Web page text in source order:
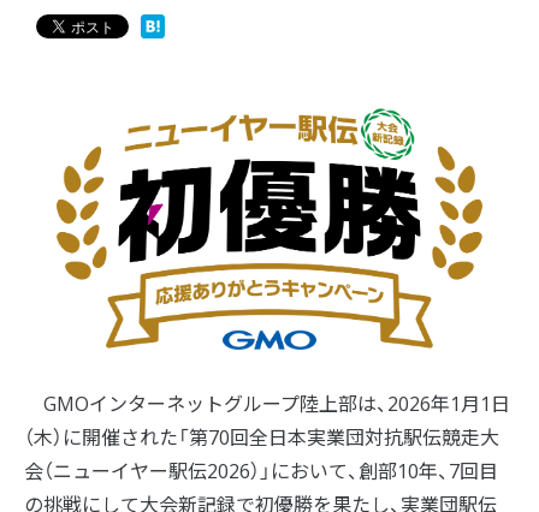
GMOインターネットグループ陸上部は、2026年1月1日
（木）に開催された「第70回全日本実業団対抗駅伝競走大
会（ニューイヤー駅伝2026）」において、創部10年、7回目
の挑戦にして大会新記録で初優勝を果たし、実業団駅伝